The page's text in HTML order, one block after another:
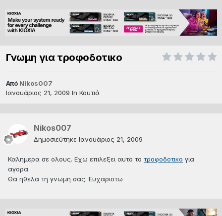
Γνωμη για τροφοδοτικο
Από Nikos007
Ιανουάριος 21, 2009 In Κουτιά
Nikos007
Δημοσιεύτηκε Ιανουάριος 21, 2009
Καλημερα σε ολους. Εχω επιλεξει αυτο το τροφοδοτικο για
αγορα.
Θα ηθελα τη γνωμη σας. Ευχαριστω